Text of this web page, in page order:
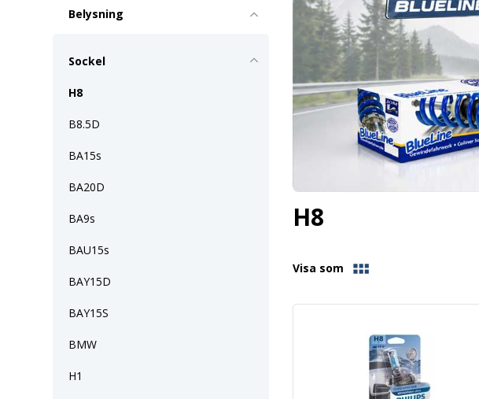
Belysning
Sockel
H8
B8.5D
BA15s
BA20D
BA9s
BAU15s
BAY15D
BAY15S
BMW
H1
H8
Visa som